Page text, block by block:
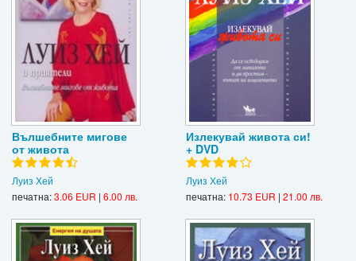
Вълшебните мигове
от живота
Луиз Хей
печатна:3.06 EUR | 6.00 лв.
Излекувай живота си!
+ DVD
Луиз Хей
печатна: 10.73 EUR | 21.00 лв.